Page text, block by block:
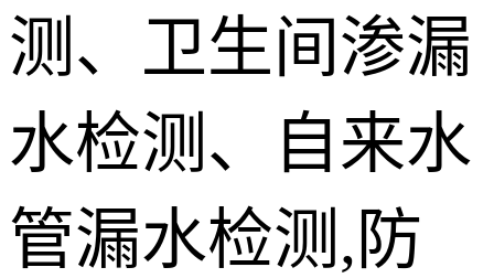
测、卫生间渗漏
水检测、自来水
管漏水检测,防